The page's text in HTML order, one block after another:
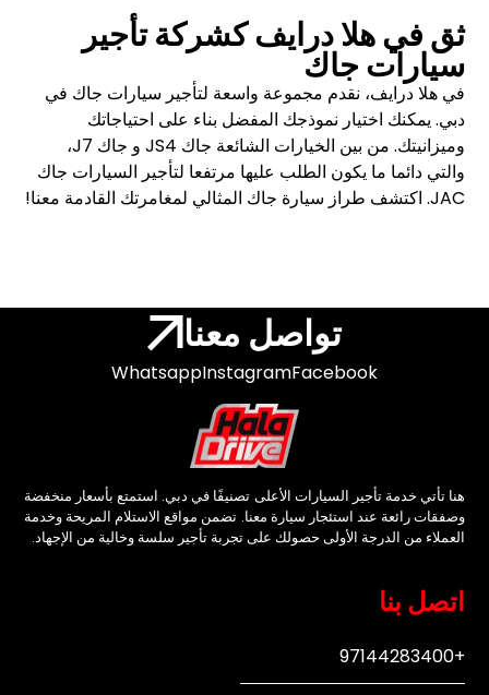
ثق في هلا درايف كشركة تأجير
سيارات جاك
في هلا درايف، نقدم مجموعة واسعة لتأجير سيارات جاك في
دبي. يمكنك اختيار نموذجك المفضل بناء على احتياجاتك
وميزانيتك. من بين الخيارات الشائعة جاك JS4 و جاك J7،
والتي دائما ما يكون الطلب عليها مرتفعا لتأجير السيارات جاك
JAC. اكتشف طراز سيارة جاك المثالي لمغامرتك القادمة معنا!
تواصل معنا
Facebook
Instagram
Whatsapp
هنا تأتي خدمة تأجير السيارات الأعلى تصنيفًا في دبي. استمتع بأسعار منخفضة
وصفقات رائعة عند استئجار سيارة معنا. تضمن مواقع الاستلام المريحة وخدمة
العملاء من الدرجة الأولى حصولك على تجربة تأجير سلسة وخالية من الإجهاد.
اتصل بنا
+97144283400